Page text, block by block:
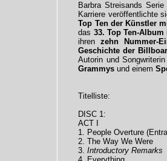
Barbra Streisands Serie
Karriere veröffentlichte
Top Ten der Künstler
das 33. Top Ten-
ihrenzehn Nummer-
Geschichte der
Autorin und
Grammys und einem
Titelliste:
DISC 1:
ACT I
1. People Overture
2. The Way We Were
3.Introductory Remarks